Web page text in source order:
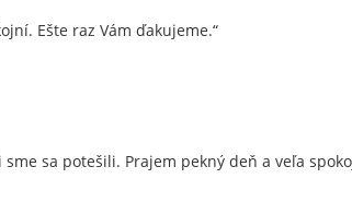
Ešte raz Vám ďakujeme.“
sa potešili. Prajem pekný deň a veľa